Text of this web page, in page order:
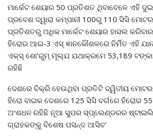
ମାର୍କେଟ ଶେୟାର 50 ପ୍ରତିଶତ ଥିବାବେଳେ ଏହି
ପ୍ରବେଶ ଦ୍ୱାରା କମ୍ପାନୀ 100ରୁ 110 ସିସି
ପ୍ରତିଶତରୁ ଅଧିକ ମାର୍କେଟ ଶେୟାର ହାସଲ
ହିରୋର ଆଇ-3 ଏସ୍ ଜ୍ଞାନକୌଶଳରେ ନିର୍ମିତ ଏହି
ଏକ୍ସ୍ ଶୋ’ରୁମ୍ ମୂଲ୍ଯ ଯଥାକ୍ରମେ 53,189 ଟଙ୍କା
ରହିଛି
ଦେଶରେ ବିକ୍ରି ହେଉଥିବା ପ୍ରତିଟି ଦ୍ୱିତୀୟ
ହିରୋ ବାଇକ ଦେଶରେ 125 ସିସି ବର୍ଗରେ ହିରୋର
ଅଂଶଧନ ରହିଛି ନୂଆ ସୁପର ସ୍ପ୍ଲେଣ୍ଡରର ଷ୍ଟାଇଲିସ୍
ଗ୍ରାହକଙ୍କୁ ବିଶେଷ ପସନ୍ଦ ଆସିବ‘